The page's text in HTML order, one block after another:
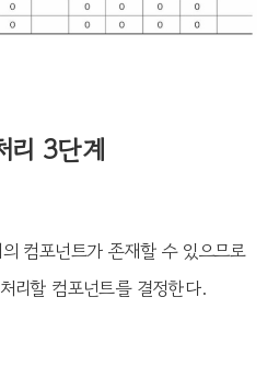
리 3단계
컴포넌트가 존재할 수 있으므로
리할 컴포넌트를 결정한다.